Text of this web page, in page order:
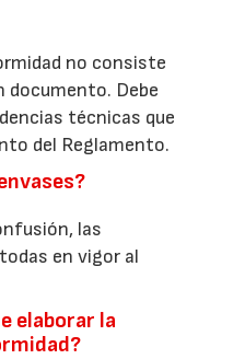
no consiste
documento. Debe
técnicas que
del Reglamento.
las
en vigor al
elaborar la